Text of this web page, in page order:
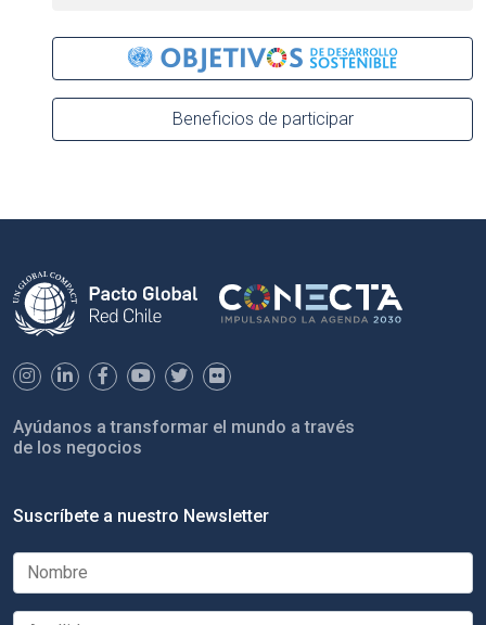
Beneficios de participar
Ayúdanos a transformar el mundo a través
de los negocios
Suscríbete a nuestro Newsletter